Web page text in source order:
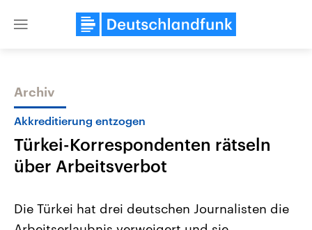
Close
Themen
Archiv
Akkreditierung entzogen
Türkei-Korrespondenten rätseln
über Arbeitsverbot
Die Türkei hat drei deutschen Journalisten die